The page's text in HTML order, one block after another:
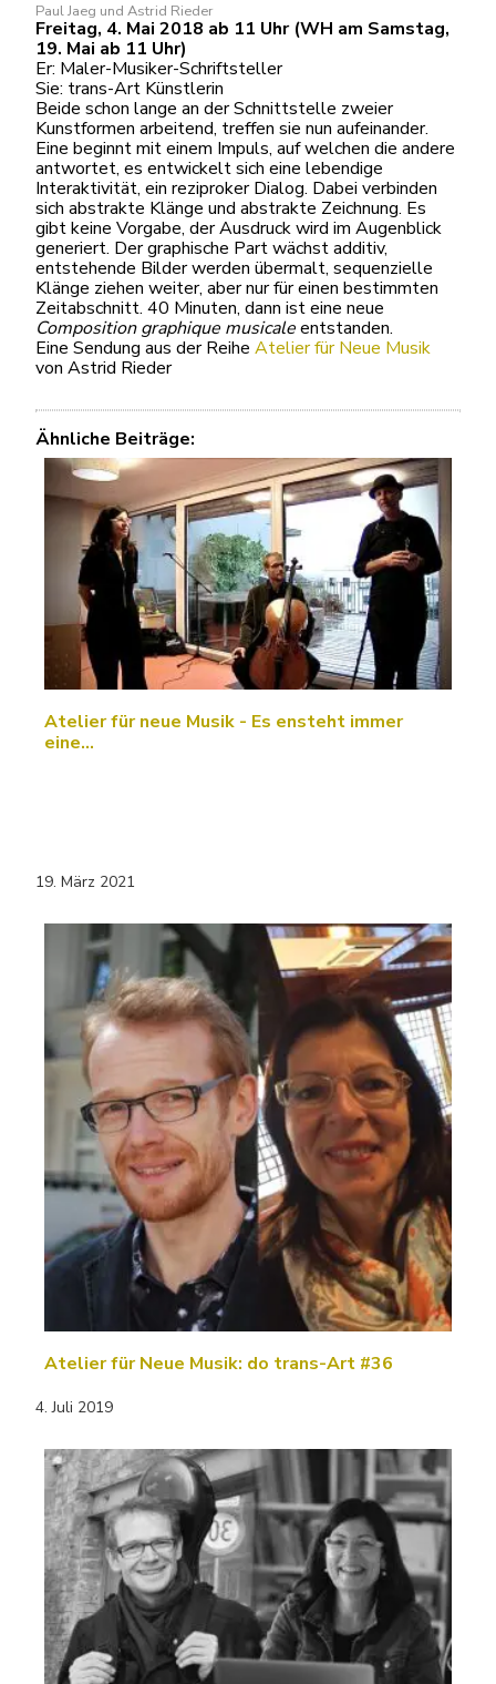
Paul Jaeg und Astrid Rieder
Freitag, 4. Mai 2018 ab 11 Uhr (WH am Samstag,
19. Mai ab 11 Uhr)
Er: Maler-Musiker-Schriftsteller
Sie: trans-Art Künstlerin
Beide schon lange an der Schnittstelle zweier
Kunstformen arbeitend, treffen sie nun aufeinander.
Eine beginnt mit einem Impuls, auf welchen die andere
antwortet, es entwickelt sich eine lebendige
Interaktivität, ein reziproker Dialog. Dabei verbinden
sich abstrakte Klänge und abstrakte Zeichnung. Es
gibt keine Vorgabe, der Ausdruck wird im Augenblick
generiert. Der graphische Part wächst additiv,
entstehende Bilder werden übermalt, sequenzielle
Klänge ziehen weiter, aber nur für einen bestimmten
Zeitabschnitt. 40 Minuten, dann ist eine neue
Composition graphique musicaleentstanden.
Eine Sendung aus der Reihe Atelier für Neue Musik
von Astrid Rieder
Ähnliche Beiträge:
Atelier für neue Musik - Es ensteht immer
eine…
19. März 2021
Atelier für Neue Musik: do trans-Art #36
4. Juli 2019